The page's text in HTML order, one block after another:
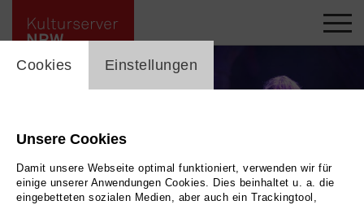
cookie_layer
Cookies Einstellungen
Unsere Cookies
Damit unsere Webseite optimal funktioniert, verwenden wir für
einige unserer Anwendungen Cookies. Dies beinhaltet u. a. die
eingebetteten sozialen Medien, aber auch ein Trackingtool,